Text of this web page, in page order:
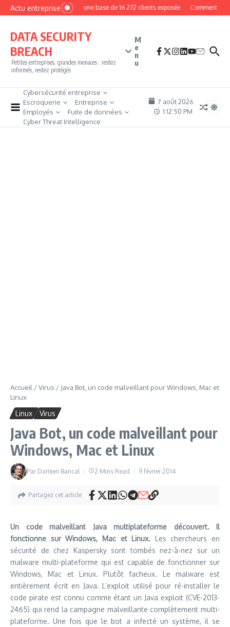
Aller au contenu
Actu entrepriseMyPhoto : une base de 16 272 clients exposée Comment
DATA SECURITY
BREACH
Petites entreprises, grandes menaces : restez
informés, restez protégés
M
e
n
u
Cybersécurité entreprise
Escroquerie
Entreprise
Employés
Fuite de données
Cyber Threat Intelligence
7 août 2026
1:12:51 PM
Accueil /Virus / Java Bot, un code malveillant pour Windows, Mac et
Linux
Linux Virus
Java Bot, un code malveillant pour
Windows, Mac et Linux
Par Damien Bancal 2 Mins Read 9 février 2014
Partagez cet article
Un code malveillant Java multiplateforme découvert. Il
fonctionne sur Windows, Mac et Linux. Les chercheurs en
sécurité de chez Kaspersky sont tombés nez-à-nez sur un
malware multi-plateforme qui est capable de fonctionner sur
Windows, Mac et Linux. Plutôt facheux. Le malware est
entièrement écrit en Java. L’exploit utilisé pour ré-installer le
code pirate est connu comme étant un Java exploit (CVE-2013-
2465) qui rend la campagne malveillante complètement multi-
plateforme. Une fois que le bot a infecté un système, il se